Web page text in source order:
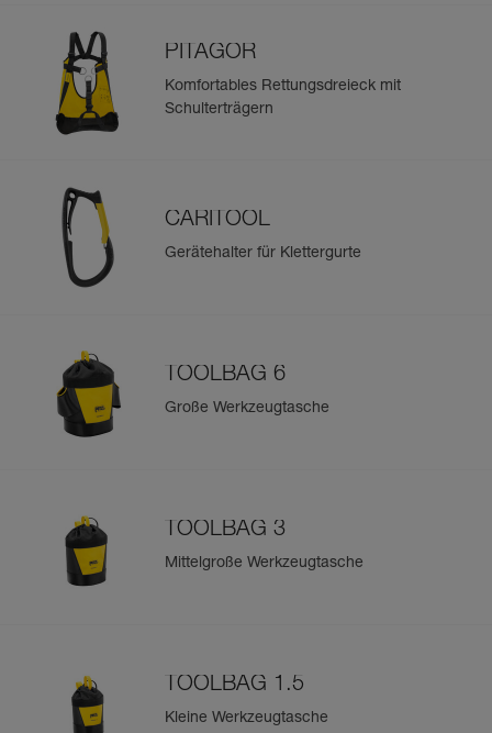
PITAGOR
Komfortables Rettungsdreieck mit
Schulterträgern
CARITOOL
Gerätehalter für Klettergurte
TOOLBAG 6
Große Werkzeugtasche
TOOLBAG 3
Mittelgroße Werkzeugtasche
TOOLBAG 1.5
Kleine Werkzeugtasche